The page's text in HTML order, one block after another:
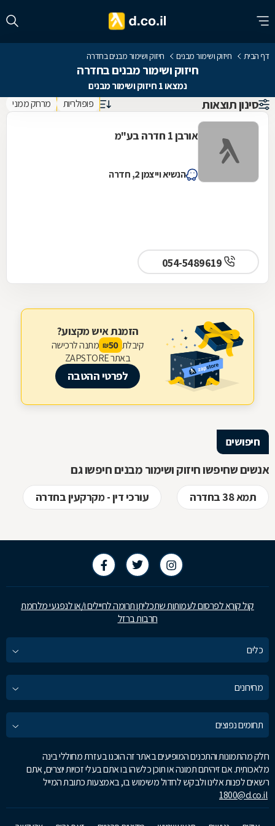
דף הבית חיזוק ושימור מבנים חיזוק ושימור מבנים בחדרה
חיזוק ושימור מבנים בחדרה
נמצאו 1 חיזוק ושימור מבנים
סינון תוצאות פופולריות מרחק ממני
אורבן 1 חדרה בע"מ
הנשיא וייצמן 2, חדרה
הזמנת איש מקצוע?
קיבלת 50
₪ מתנה לרכישה
באתר ZAPSTORE
לפרטי ההטבה
חיפושים
אנשים שחיפשו חיזוק ושימור מבנים חיפשו גם
תמא 38 בחדרה עורכי דין - מקרקעין בחדרה
קול קורא לפרסום לעמותות שתכליתן תרומה לחיילים ו/או לנפגעי מלחמת
חרבות ברזל
כלים
מחירונים
תחומים נפוצים
חלק מהתמונות והתכנים המופיעים באתר זה הוכנו בעזרת מחוללי בינה
מלאכותית. אם זיהיתם תמונה או תוכן כלשהו בו אתם בעלי זכויות יוצרים, אתם
רשאים לפנות אלינו ולבקש לחדול משימוש בו, באמצעות כתובת המייל
1800@d.co.il